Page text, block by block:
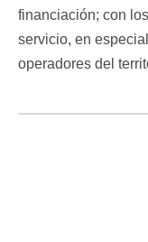
financiación; con
servicio, en
operadores del